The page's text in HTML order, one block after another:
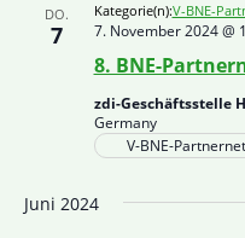
DO.
7
8. BNE-
7. November 2024 @
Kategorie(n):V-BNE-
zdi-Geschäftsstelle
Germany
V-BNE-
Juni 2024